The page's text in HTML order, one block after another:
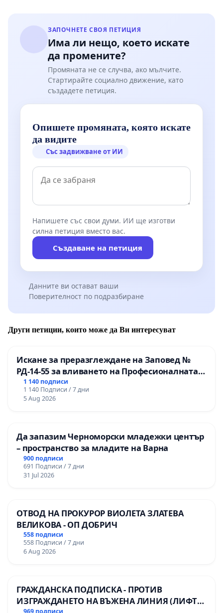
ЗАПОЧНЕТЕ СВОЯ ПЕТИЦИЯ
Има ли нещо, което искате
да промените?
Промяната не се случва, ако мълчите.
Стартирайте социално движение, като
създадете петиция.
Опишете промяната, която искате
да видите
Със задвижване от ИИ
Напишете със свои думи. ИИ ще изготви
силна петиция вместо вас.
Създаване на петиция
Данните ви остават ваши
Поверителност по подразбиране
Други петиции, които може да Ви интересуват
Искане за преразглеждане на Заповед №
РД-14-55 за вливането на Професионалната
гимназия по промишлени технологии в
Професионалната гимназия по икономика и
мениджмънт – гр. Пазарджик
1 140 подписи
1 140 Подписи / 7 дни
5 Aug 2026
Да запазим Черноморски младежки център
– пространство за младите на Варна
900 подписи
691 Подписи / 7 дни
31 Jul 2026
ОТВОД НА ПРОКУРОР ВИОЛЕТА ЗЛАТЕВА
ВЕЛИКОВА - ОП ДОБРИЧ
558 подписи
558 Подписи / 7 дни
6 Aug 2026
ГРАЖДАНСКА ПОДПИСКА - ПРОТИВ
ИЗГРАЖДАНЕТО НА ВЪЖЕНА ЛИНИЯ (ЛИФТ)